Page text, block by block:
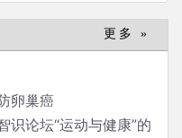
更多 »
卵巢癌
论坛“运动与健康”的